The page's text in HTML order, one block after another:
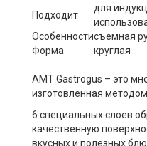
Подходит
для
Особенностисъемная
Форма
круглая
AMT Gastrogus – это
изготовленная методом
6 специальных слоев
качественную
вкусных и полезных